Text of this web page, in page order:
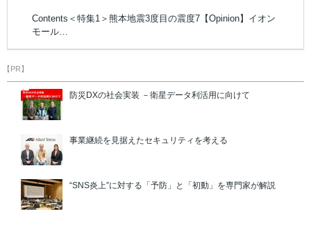
Contents＜特集1＞熊本地震3度目の震度7【Opinion】イオン
モール…
【PR】
防災DXの社会実装 －衛星データ利活用に向けて
事業継続を見据えたセキュリティを考える
“SNS炎上”に対する「予防」と「初動」を専門家が解説